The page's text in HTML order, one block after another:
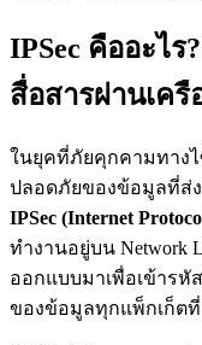
IPSec คืออะไ
สื่อสารผ่านเค
ในยุคที่ภัยคุกคามทาง
ปลอดภัยของข้อมูลที่ส่ง
IPSec (Internet
ทำงานอยู่บน Network
ออกแบบมาเพื่อเข้าร
ของข้อมูลทุกแพ็กเก็ตที่